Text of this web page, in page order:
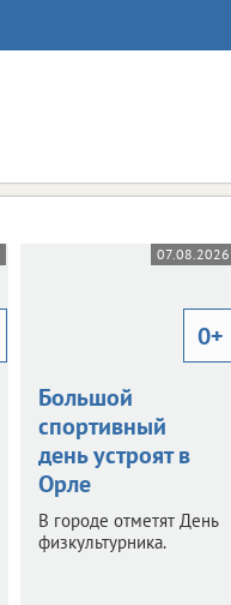
07.08.2026
0+
Большой
спортивный
день устроят в
Орле
В городе отметят День
физкультурника.